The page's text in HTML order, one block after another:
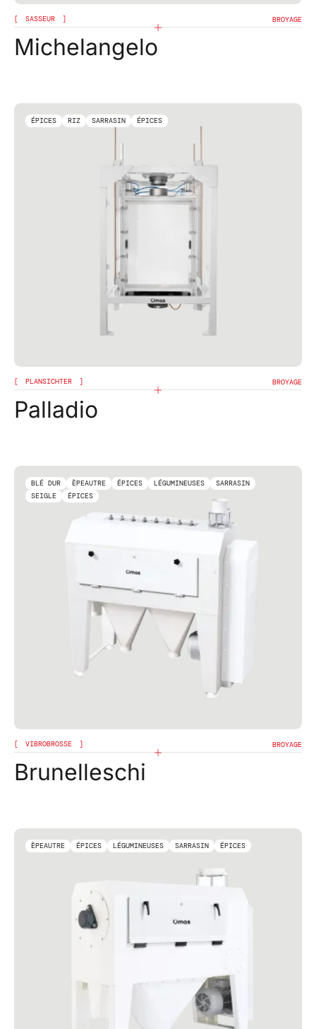
SASSEUR BROYAGE
Michelangelo
ÉPICES RIZ SARRASIN ÉPICES
PLANSICHTER BROYAGE
Palladio
BLÉ DUR ÈPEAUTRE ÉPICES LÉGUMINEUSES
SARRASIN
SEIGLE
ÉPICES
VIBROBROSSE BROYAGE
Brunelleschi
ÈPEAUTRE ÉPICES LÉGUMINEUSES SARRASIN ÉPICES